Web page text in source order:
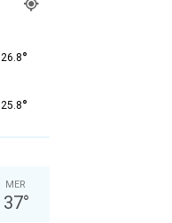
26.8°
25.8°
MER
37°